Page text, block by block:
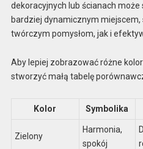
dekoracyjnych lub ścianach może
bardziej dynamicznym
twórczym pomysłom, jak i
Aby lepiej zobrazować różne
stworzyć małą tabelę
Kolor Symbolika
Zielony
Harmonia,
spokój